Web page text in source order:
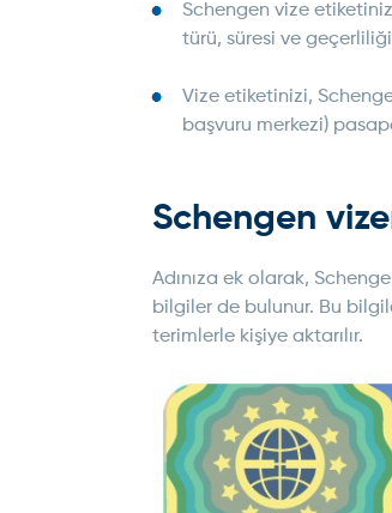
Schengen vize
türü, süresi ve
Vize etiketinizi,
başvuru merkezi)
Schengen
Adınıza ek olarak,
bilgiler de bulunur. Bu
terimlerle kişiye aktarılır.